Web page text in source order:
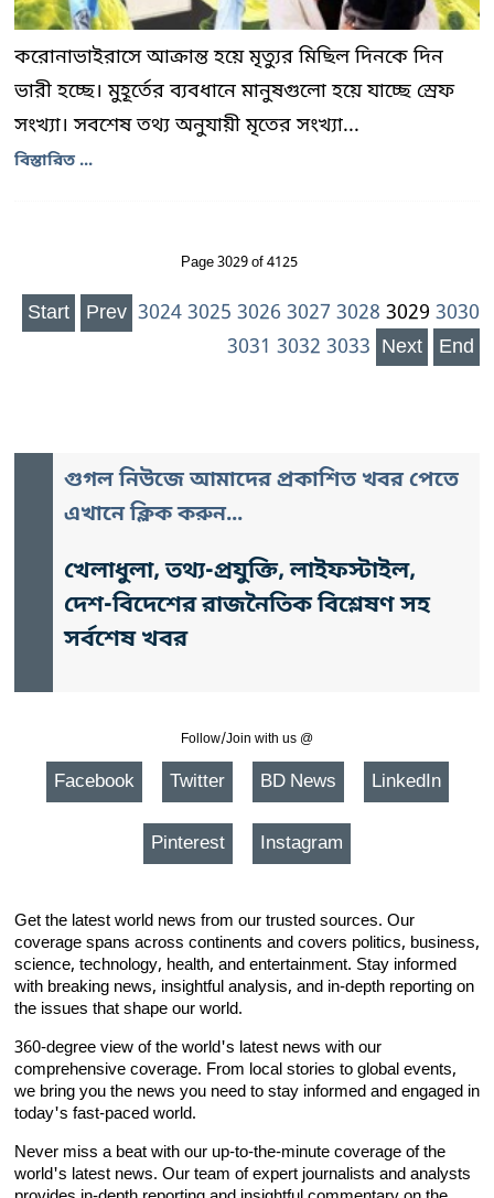
করোনাভাইরাসে আক্রান্ত হয়ে মৃত্যুর মিছিল দিনকে দিন
ভারী হচ্ছে। মুহূর্তের ব্যবধানে মানুষগুলো হয়ে যাচ্ছে স্রেফ
সংখ্যা। সবশেষ তথ্য অনুযায়ী মৃতের সংখ্যা...
বিস্তারিত ...
Page 3029 of 4125
Start Prev 3024 3025 3026 3027 3028 3029 3030
3031 3032 3033 Next End
গুগল নিউজে আমাদের প্রকাশিত খবর পেতে
এখানে ক্লিক করুন...
খেলাধুলা, তথ্য-প্রযুক্তি, লাইফস্টাইল,
দেশ-বিদেশের রাজনৈতিক বিশ্লেষণ সহ
সর্বশেষ খবর
Follow/Join with us @
Facebook Twitter BD News LinkedIn
Pinterest Instagram
Get the latest world news from our trusted sources. Our
coverage spans across continents and covers politics, business,
science, technology, health, and entertainment. Stay informed
with breaking news, insightful analysis, and in-depth reporting on
the issues that shape our world.
360-degree view of the world's latest news with our
comprehensive coverage. From local stories to global events,
we bring you the news you need to stay informed and engaged in
today's fast-paced world.
Never miss a beat with our up-to-the-minute coverage of the
world's latest news. Our team of expert journalists and analysts